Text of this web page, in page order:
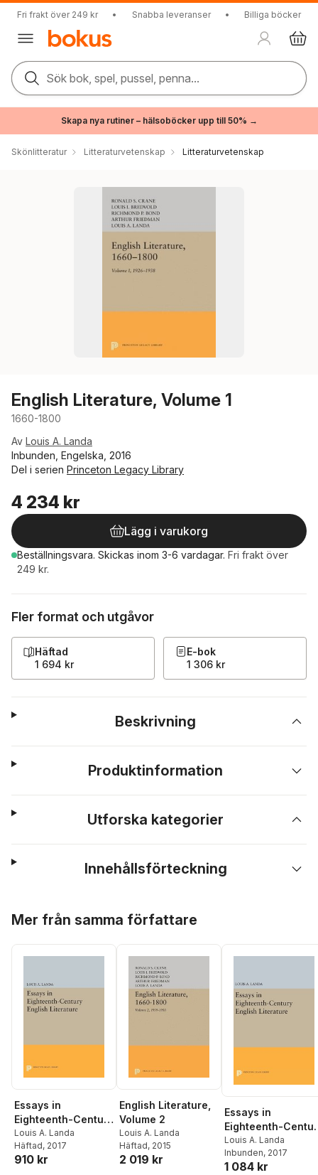
Fri frakt över 249 kr • Snabba leveranser • Billiga böcker
Sök bok, spel, pussel, penna...
Skapa nya rutiner – hälsoböcker upp till 50% →
Skönlitteratur Litteraturvetenskap Litteraturvetenskap
English Literature, Volume 1
1660-1800
Av Louis A. Landa
Inbunden, Engelska, 2016
Del i serien Princeton Legacy Library
4 234 kr
Lägg i varukorg
Beställningsvara. Skickas inom 3-6 vardagar. Fri frakt över
249 kr.
Fler format och utgåvor
Häftad
1 694 kr
E-bok
1 306 kr
Beskrivning
Produktinformation
Utforska kategorier
Innehållsförteckning
Mer från samma författare
Essays in
Eighteenth-Century
English Literature
Louis A. Landa
Häftad, 2017
910 kr
English Literature,
Volume 2
Louis A. Landa
Häftad, 2015
2 019 kr
Essays in
Eighteenth-
English Literature
Louis A. Landa
Inbunden, 2017
1 084 kr